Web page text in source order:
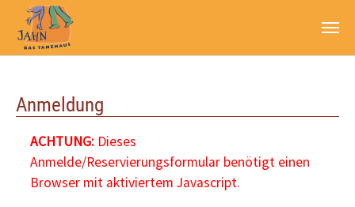
Anmeldung
ACHTUNG:Dieses
Anmelde/Reservierungsformular benötigt einen
Browser mit aktiviertem Javascript.